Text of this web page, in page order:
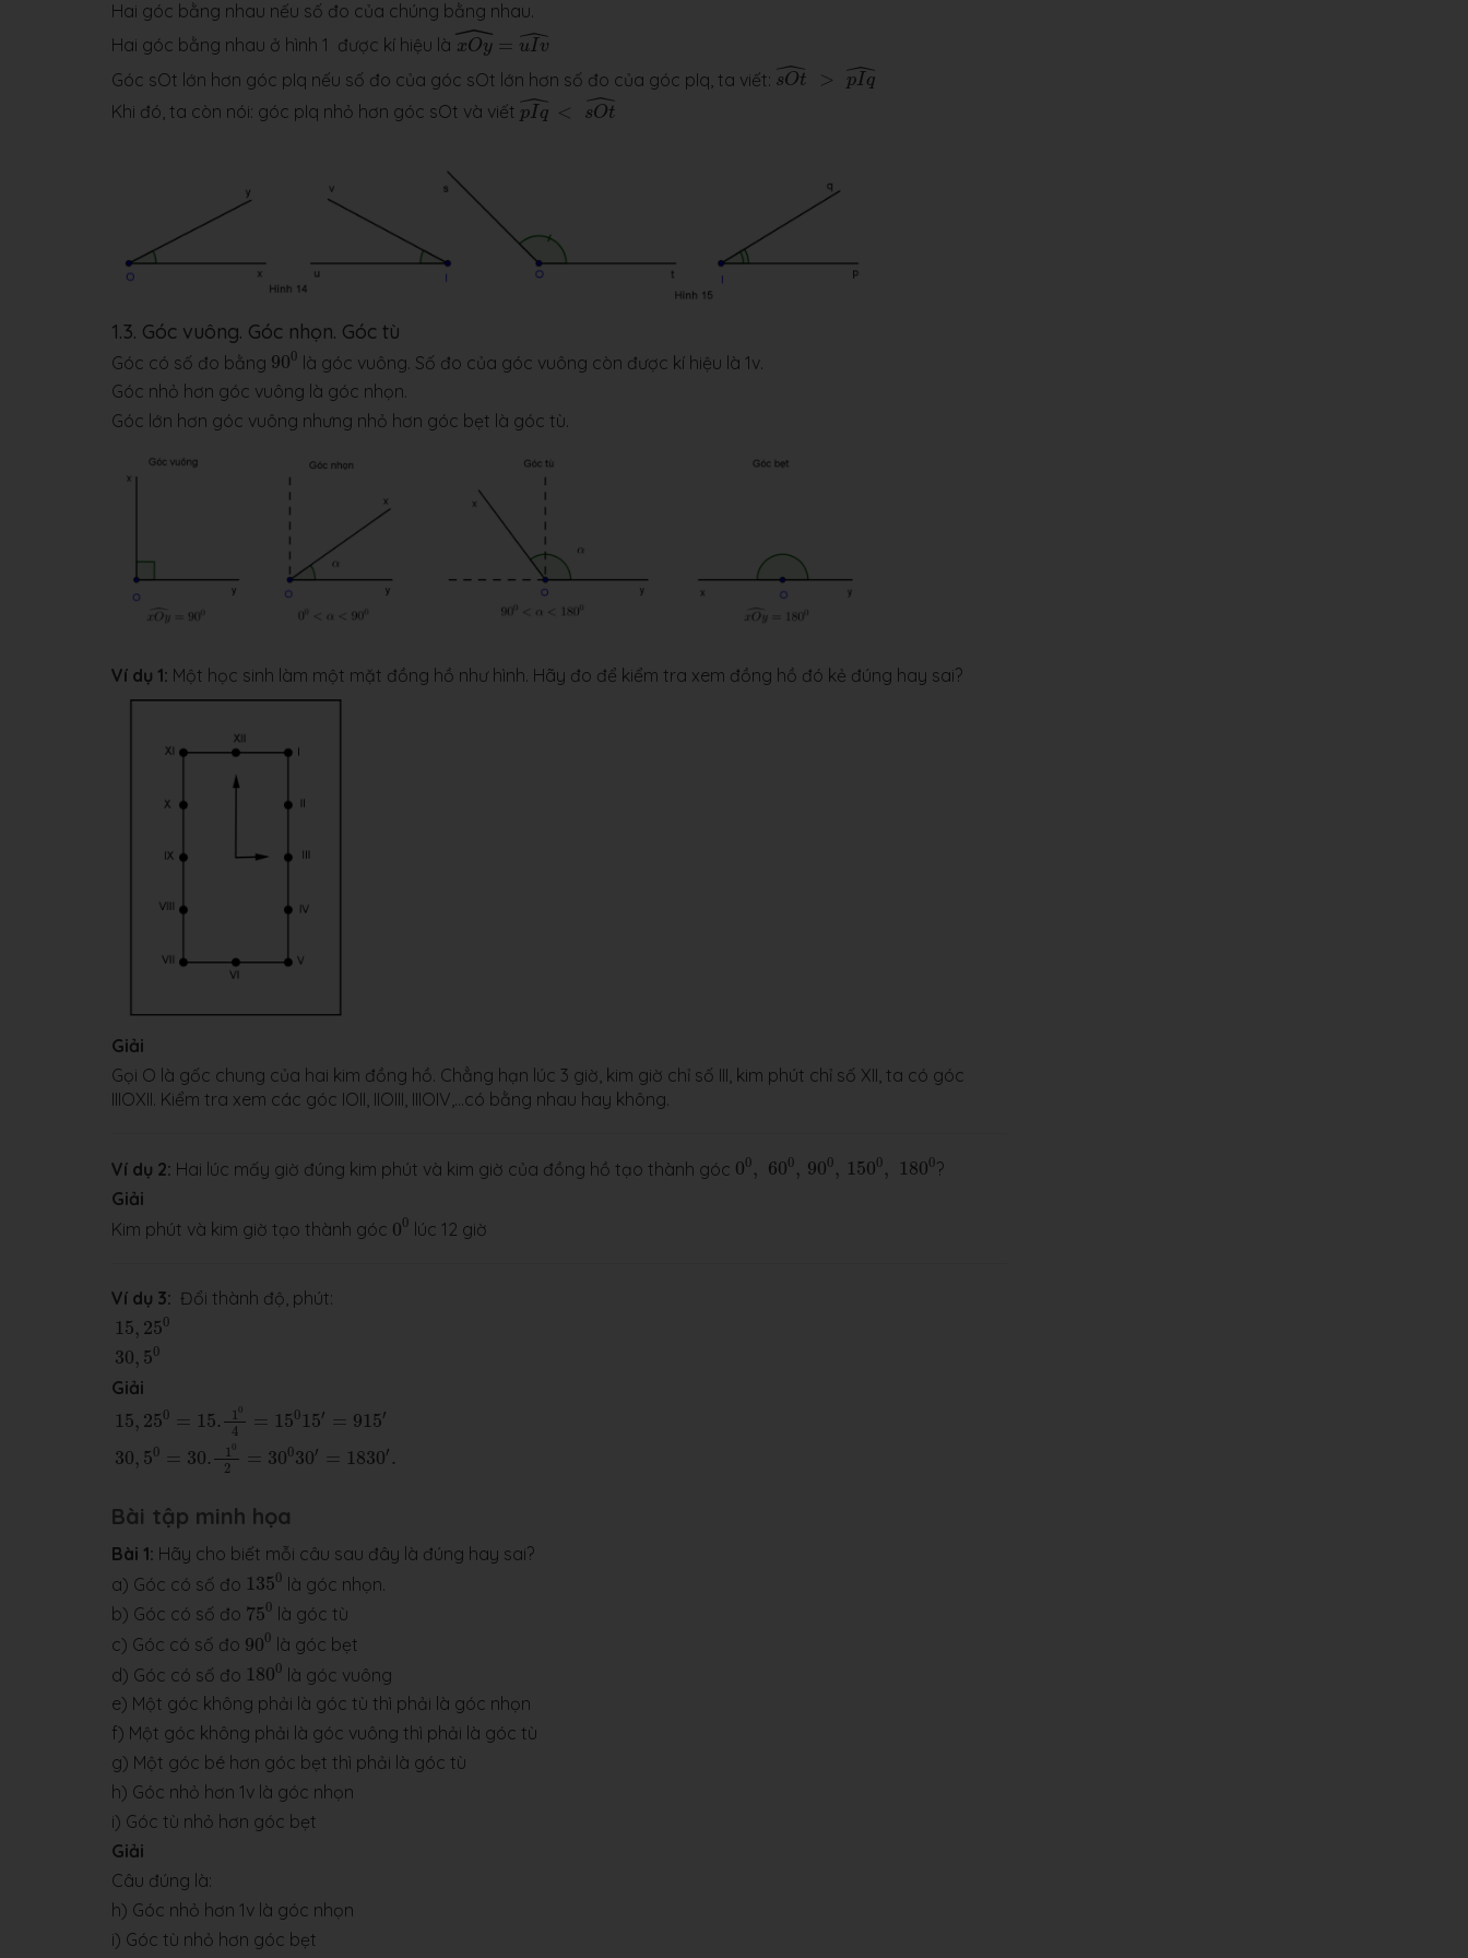
Hai góc bằng nhau nếu số đo của chúng bằng nhau.
Hai góc bằng nhau ở hình 1 được kí hiệu là ˆ
xOy = ˆ
uI v
xOy^ Iv^
Góc sOt lớn hơn góc pIq nếu số đo của góc sOt lớn hơn số đo của góc pIq, ta viết: ˆ
sOt > ˆ
pIq
sOt q^
Khi đó, ta còn nói: góc pIq nhỏ hơn góc sOt và viết ˆ
pIq < ˆ
sOt
pIq Ot^
1.3. Góc vuông. Góc nhọn. Góc tù
Góc có số đo bằng 900
900là góc vuông. Số đo của góc vuông còn được kí hiệu là 1v.
Góc nhỏ hơn góc vuông là góc nhọn.
Góc lớn hơn góc vuông nhưng nhỏ hơn góc bẹt là góc tù.
Ví dụ 1: Một học sinh làm một mặt đồng hồ như hình. Hãy đo để kiểm tra xem đồng hồ đó kẻ đúng hay sai?
Giải
Gọi O là gốc chung của hai kim đồng hồ. Chẳng hạn lúc 3 giờ, kim giờ chỉ số III, kim phút chỉ số XII, ta có góc
IIIOXII. Kiểm tra xem các góc IOII, IIOIII, IIIOIV,…có bằng nhau hay không.
Ví dụ 2: Hai lúc mấy giờ đúng kim phút và kim giờ của đồng hồ tạo thành góc 00 , 600 , 900 , 1500 , 1800
00 600 900 1500 1800 ?
Giải
Kim phút và kim giờ tạo thành góc 00
00lúc 12 giờ
Ví dụ 3: Đổi thành độ, phút:
15, 250
30, 50
15, 25030
Giải
15, 250 = 15. 10
4 = 150 15′ = 915′
30, 50 = 30. 10
2 = 30030′ = 1830′ .
0= =15 = 915 =
Bài tập minh họa
Bài 1: Hãy cho biết mỗi câu sau đây là đúng hay sai?
a) Góc có số đo 1350
1350 là góc nhọn.
b) Góc có số đo 750
750 là góc tù
c) Góc có số đo 900
900là góc bẹt
d) Góc có số đo 1800
1800 là góc vuông
e) Một góc không phải là góc tù thì phải là góc nhọn
f) Một góc không phải là góc vuông thì phải là góc tù
g) Một góc bé hơn góc bẹt thì phải là góc tù
h) Góc nhỏ hơn 1v là góc nhọn
i) Góc tù nhỏ hơn góc bẹt
Giải
Câu đúng là:
h) Góc nhỏ hơn 1v là góc nhọn
i) Góc tù nhỏ hơn góc bẹt